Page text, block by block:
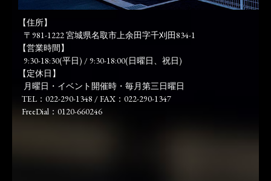
【住所】
〒981-1222 宮城県名取市上余田字千刈田834-1
【営業時間】
9:30-18:30(平日) / 9:30-18:00(日曜日、祝日)
【定休日】
月曜日・イベント開催時・毎月第三日曜日
TEL：022-290-1348 / FAX：022-290-1347
FreeDial：0120-660246